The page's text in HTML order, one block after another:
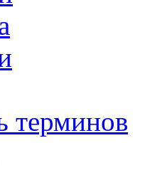
терминов